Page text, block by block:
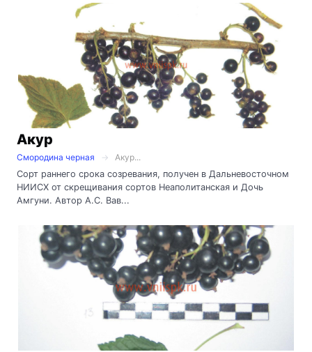
Акур
Смородина черная
Акур...
Сорт раннего срока созревания, получен в Дальневосточном
НИИСХ от скрещивания сортов Неаполитанская и Дочь
Амгуни. Автор А.С. Вав...